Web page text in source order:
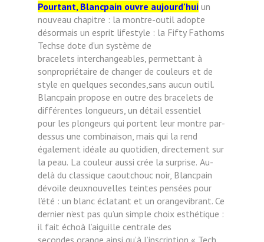
Pourtant, Blancpain ouvre aujourd’hui un
nouveau chapitre : la montre-outil adopte
désormais un esprit lifestyle : la Fifty Fathoms
Techse dote d’un système de
bracelets interchangeables, permettant à
sonpropriétaire de changer de couleurs et de
style en quelques secondes,sans aucun outil.
Blancpain propose en outre des bracelets de
différentes longueurs, un détail essentiel
pour les plongeurs qui portent leur montre par-
dessus une combinaison, mais qui la rend
également idéale au quotidien, directement sur
la peau. La couleur aussi crée la surprise. Au-
delà du classique caoutchouc noir, Blancpain
dévoile deuxnouvelles teintes pensées pour
l’été : un blanc éclatant et un orangevibrant. Ce
dernier n’est pas qu’un simple choix esthétique :
il fait échoà l’aiguille centrale des